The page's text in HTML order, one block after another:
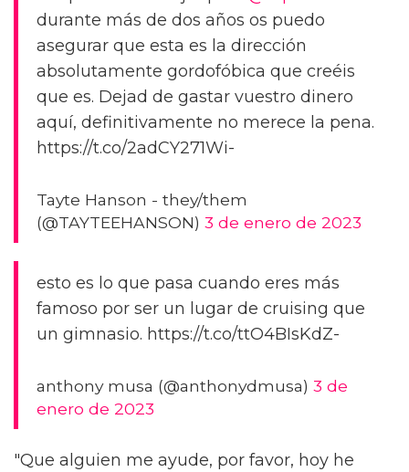
durante más de dos años os puedo
asegurar que esta es la dirección
absolutamente gordofóbica que creéis
que es. Dejad de gastar vuestro dinero
aquí, definitivamente no merece la pena.
https://t.co/2adCY271Wi-
Tayte Hanson - they/them
(@TAYTEEHANSON) 3 de enero de 2023
esto es lo que pasa cuando eres más
famoso por ser un lugar de cruising que
un gimnasio. https://t.co/ttO4BIsKdZ-
anthony musa (@anthonydmusa) 3 de
enero de 2023
"Que alguien me ayude, por favor, hoy he